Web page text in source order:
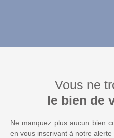
Vous ne
le bien de
Ne manquez plus aucun bien
en vous inscrivant à notre alerte